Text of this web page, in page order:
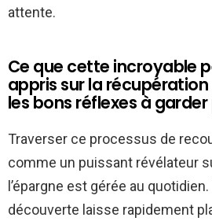
attente.
Ce que cette incroyable
appris sur la
les bons réflexes à garder
Traverser ce processus de
comme un puissant révélateur
l’épargne est gérée au quotidien.
découverte laisse rapidement